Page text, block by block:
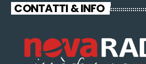
CONTATTI & INFO